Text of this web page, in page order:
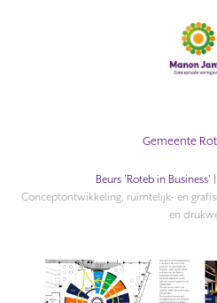
Gemeente
Beurs 'Roteb in
Conceptontwikkeling, ruimtelijk- en
en